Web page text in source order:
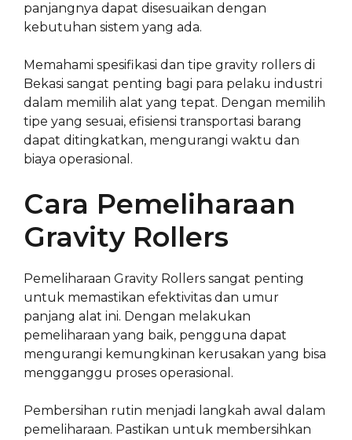
panjangnya dapat disesuaikan dengan
kebutuhan sistem yang ada.
Memahami spesifikasi dan tipe gravity rollers di
Bekasi sangat penting bagi para pelaku industri
dalam memilih alat yang tepat. Dengan memilih
tipe yang sesuai, efisiensi transportasi barang
dapat ditingkatkan, mengurangi waktu dan
biaya operasional.
Cara Pemeliharaan
Gravity Rollers
Pemeliharaan Gravity Rollers sangat penting
untuk memastikan efektivitas dan umur
panjang alat ini. Dengan melakukan
pemeliharaan yang baik, pengguna dapat
mengurangi kemungkinan kerusakan yang bisa
mengganggu proses operasional.
Pembersihan rutin menjadi langkah awal dalam
pemeliharaan. Pastikan untuk membersihkan